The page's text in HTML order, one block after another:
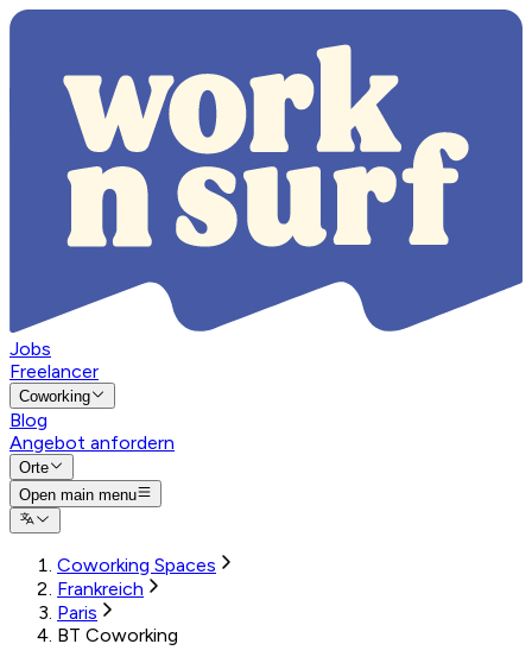
Jobs
Freelancer
Coworking
Blog
Angebot anfordern
Orte
Open main menu
Coworking Spaces
Frankreich
Paris
BT Coworking